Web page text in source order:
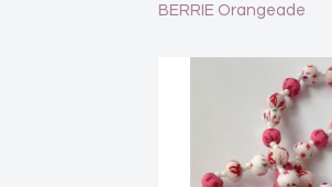
BERRIE Orangeade